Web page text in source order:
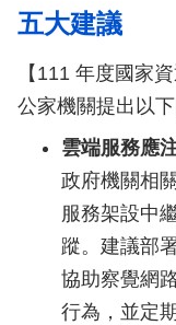
五大建議
【111 年度國家
公家機關提出以下
雲端服務應
政府機關相
服務架設中
蹤。建議部
協助察覺網
行為，並定